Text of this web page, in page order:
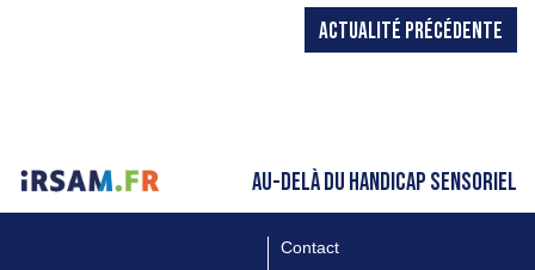
ACTUALITÉ PRÉCÉDENTE
AU-DELÀ DU HANDICAP SENSORIEL
Contact